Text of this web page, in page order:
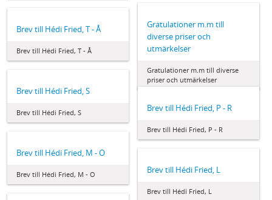
Gratulationer m.m till
diverse priser och
utmärkelser
Gratulationer m.m till diverse
priser och utmärkelser
Brev till Hédi Fried, T - Å
Brev till Hédi Fried, T - Å
Brev till Hédi Fried, S
Brev till Hédi Fried, S Brev till Hédi Fried, P - R
Brev till Hédi Fried, P - R
Brev till Hédi Fried, M - O
Brev till Hédi Fried, M - O Brev till Hédi Fried, L
Brev till Hédi Fried, L